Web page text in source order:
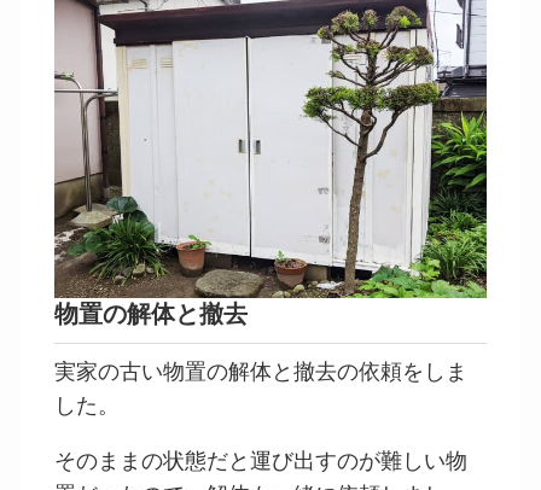
物置の解体と撤去
実家の古い物置の解体と撤去の依頼をしま
した。
そのままの状態だと運び出すのが難しい物